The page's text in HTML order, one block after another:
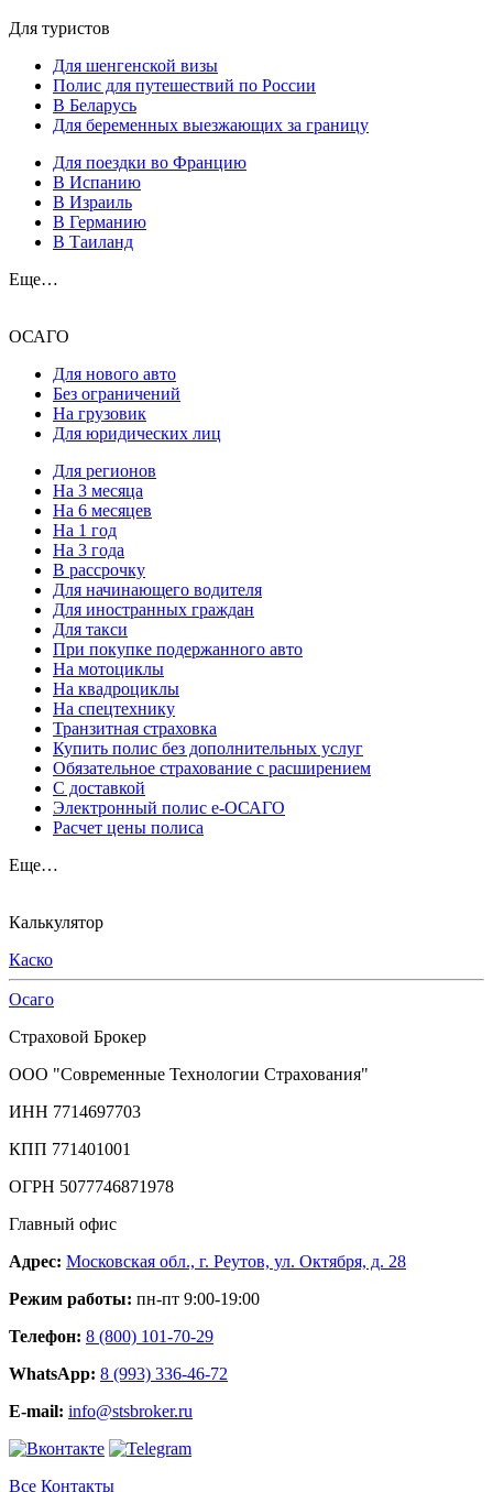
Для туристов
Для шенгенской визы
Полис для путешествий по России
В Беларусь
Для беременных выезжающих за границу
Для поездки во Францию
В Испанию
В Израиль
В Германию
В Таиланд
Еще…
ОСАГО
Для нового авто
Без ограничений
На грузовик
Для юридических лиц
Для регионов
На 3 месяца
На 6 месяцев
На 1 год
На 3 года
В рассрочку
Для начинающего водителя
Для иностранных граждан
Для такси
При покупке подержанного авто
На мотоциклы
На квадроциклы
На спецтехнику
Транзитная страховка
Купить полис без дополнительных услуг
Обязательное страхование с расширением
С доставкой
Электронный полис е-ОСАГО
Расчет цены полиса
Еще…
Калькулятор
Каско
Осаго
Страховой Брокер
ООО "Современные Технологии Страхования"
ИНН 7714697703
КПП 771401001
ОГРН 5077746871978
Главный офис
Адрес: Московская обл., г. Реутов, ул. Октября, д. 28
Режим работы: пн-пт 9:00-19:00
Телефон: 8 (800) 101-70-29
WhatsApp: 8 (993) 336-46-72
E-mail: info@stsbroker.ru
Все Контакты